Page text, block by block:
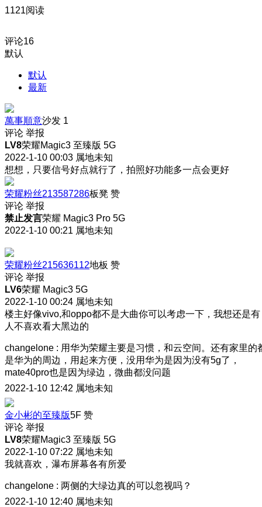
1121阅读
评论16
默认
默认
最新
萬事順意沙发 1
评论 举报
LV8荣耀Magic3 至臻版 5G
2022-1-10 00:03 属地未知
想想，只要信号好点就行了，拍照好功能多一点会更好
荣耀粉丝213587286板凳 赞
评论 举报
禁止发言荣耀 Magic3 Pro 5G
2022-1-10 00:21 属地未知
荣耀粉丝215636112地板 赞
评论 举报
LV6荣耀 Magic3 5G
2022-1-10 00:24 属地未知
楼主好像vivo,和oppo都不是大曲你可以考虑一下，我想还是有
人不喜欢看大黑边的
changelone : 用华为荣耀主要是习惯，和云空间。还有家里的
是华为的周边，用起来方便，没用华为是因为没有5g了，
mate40pro也是因为绿边，微曲都没问题
2022-1-10 12:42 属地未知
金小彬的至臻版5F 赞
评论 举报
LV8荣耀Magic3 至臻版 5G
2022-1-10 07:22 属地未知
我就喜欢，瀑布屏幕各有所爱
changelone : 两侧的大绿边真的可以忽视吗？
2022-1-10 12:40 属地未知